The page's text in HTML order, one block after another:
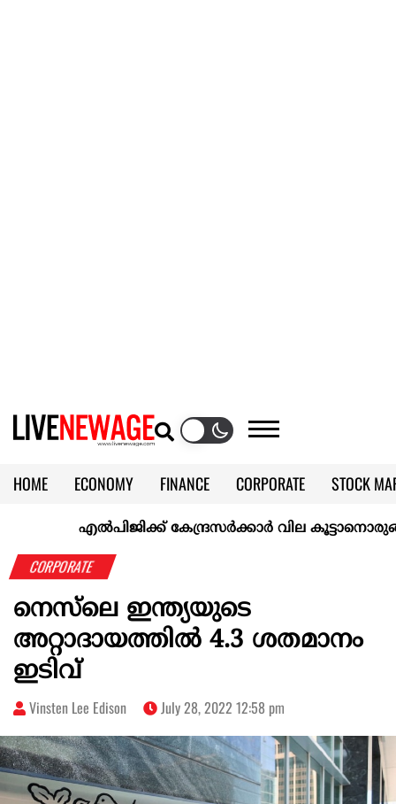
HOME ECONOMY FINANCE CORPORATE
STOCK
KERALA @70
എല്‍പിജിക്ക് കേന്ദ്രസർക്കാർ വില
CORPORATE
നെസ്‌ലെ ഇന്ത്യയുടെ
അറ്റാദായത്തിൽ 4.3 ശതമാനം
ഇടിവ്
Vinsten Lee Edison July 28, 2022 12:58 pm